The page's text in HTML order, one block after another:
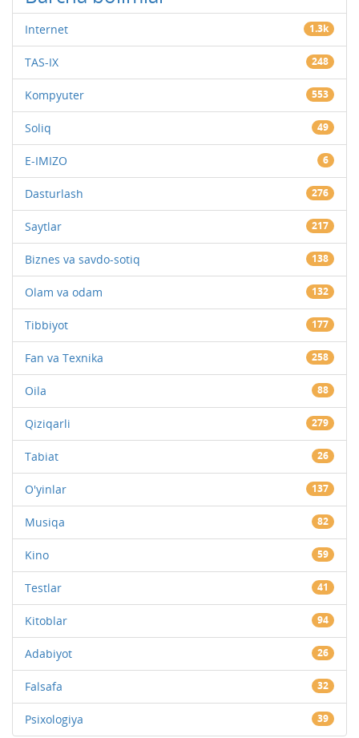
Internet 1.3k
TAS-IX 248
Kompyuter 553
Soliq 49
E-IMIZO 6
Dasturlash 276
Saytlar 217
Biznes va savdo-sotiq 138
Olam va odam 132
Tibbiyot 177
Fan va Texnika 258
Oila 88
Qiziqarli 279
Tabiat 26
O'yinlar 137
Musiqa 82
Kino 59
Testlar 41
Kitoblar 94
Adabiyot 26
Falsafa 32
Psixologiya 39